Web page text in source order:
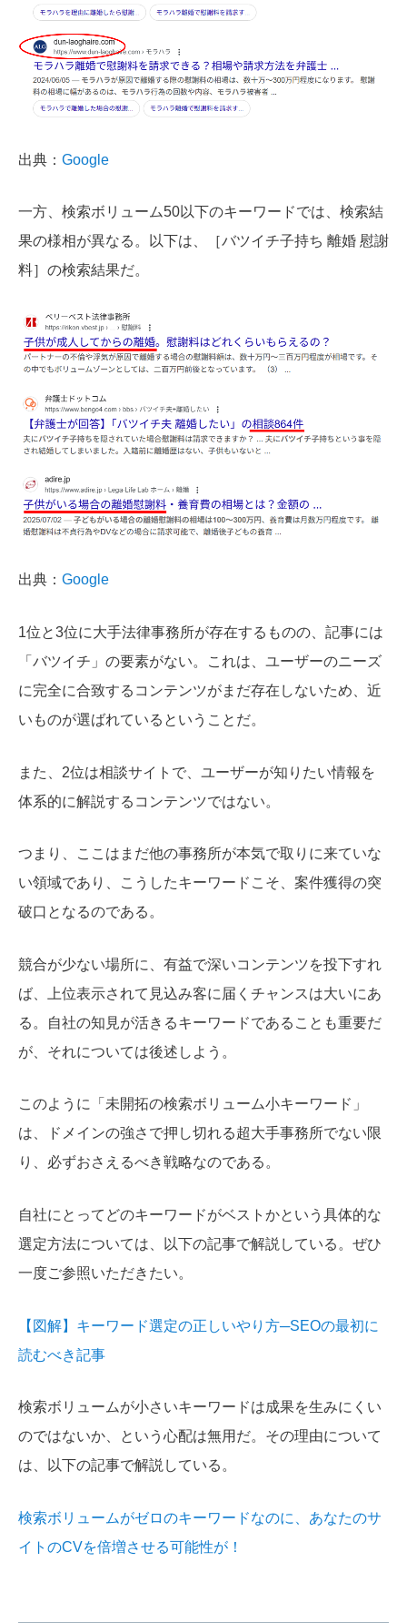
出典： Google
一方、検索ボリューム50以下のキーワードでは、検索結
果の様相が異なる。以下は、［バツイチ子持ち 離婚 慰謝
料］の検索結果だ。
出典： Google
1位と3位に大手法律事務所が存在するものの、記事には
「バツイチ」の要素がない。これは、ユーザーのニーズ
に完全に合致するコンテンツがまだ存在しないため、近
いものが選ばれているということだ。
また、2位は相談サイトで、ユーザーが知りたい情報を
体系的に解説するコンテンツではない。
つまり、ここはまだ他の事務所が本気で取りに来ていな
い領域であり、こうしたキーワードこそ、案件獲得の突
破口となるのである。
競合が少ない場所に、有益で深いコンテンツを投下すれ
ば、上位表示されて見込み客に届くチャンスは大いにあ
る。自社の知見が活きるキーワードであることも重要だ
が、それについては後述しよう。
このように「未開拓の検索ボリューム小キーワード」
は、ドメインの強さで押し切れる超大手事務所でない限
り、必ずおさえるべき戦略なのである。
自社にとってどのキーワードがベストかという具体的な
選定方法については、以下の記事で解説している。ぜひ
一度ご参照いただきたい。
【図解】キーワード選定の正しいやり方─SEOの最初に
読むべき記事
検索ボリュームが小さいキーワードは成果を生みにくい
のではないか、という心配は無用だ。その理由について
は、以下の記事で解説している。
検索ボリュームがゼロのキーワードなのに、あなたのサ
イトのCVを倍増させる可能性が！